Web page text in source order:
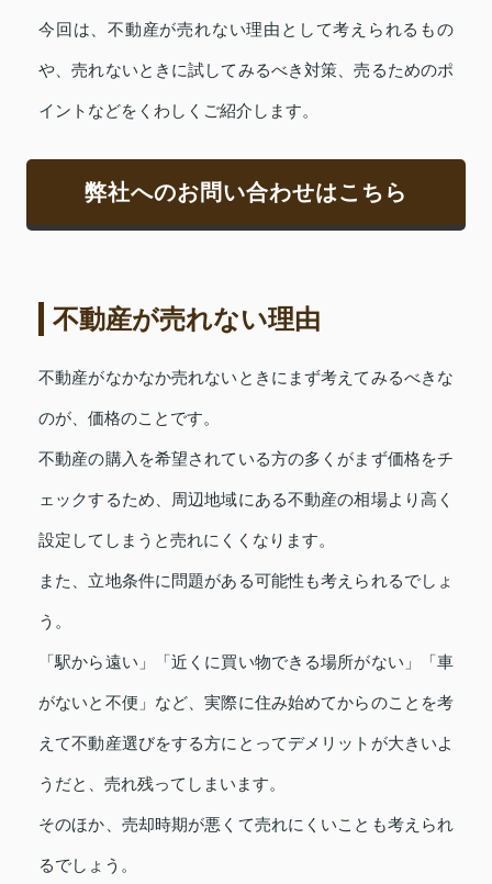
今回は、不動産が売れない理由として考えられるもの
や、売れないときに試してみるべき対策、売るためのポ
イントなどをくわしくご紹介します。
弊社へのお問い合わせはこちら
不動産が売れない理由
不動産がなかなか売れないときにまず考えてみるべきな
のが、価格のことです。
不動産の購入を希望されている方の多くがまず価格をチ
ェックするため、周辺地域にある不動産の相場より高く
設定してしまうと売れにくくなります。
また、立地条件に問題がある可能性も考えられるでしょ
う。
「駅から遠い」「近くに買い物できる場所がない」「車
がないと不便」など、実際に住み始めてからのことを考
えて不動産選びをする方にとってデメリットが大きいよ
うだと、売れ残ってしまいます。
そのほか、売却時期が悪くて売れにくいことも考えられ
るでしょう。